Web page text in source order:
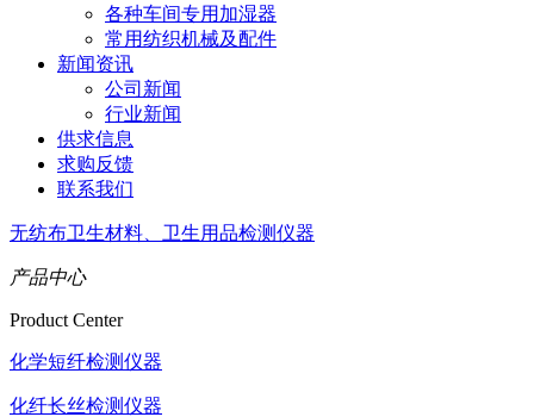
各种车间专用加湿器
常用纺织机械及配件
新闻资讯
公司新闻
行业新闻
供求信息
求购反馈
联系我们
无纺布卫生材料、卫生用品检测仪器
产品中心
Product Center
化学短纤检测仪器
化纤长丝检测仪器